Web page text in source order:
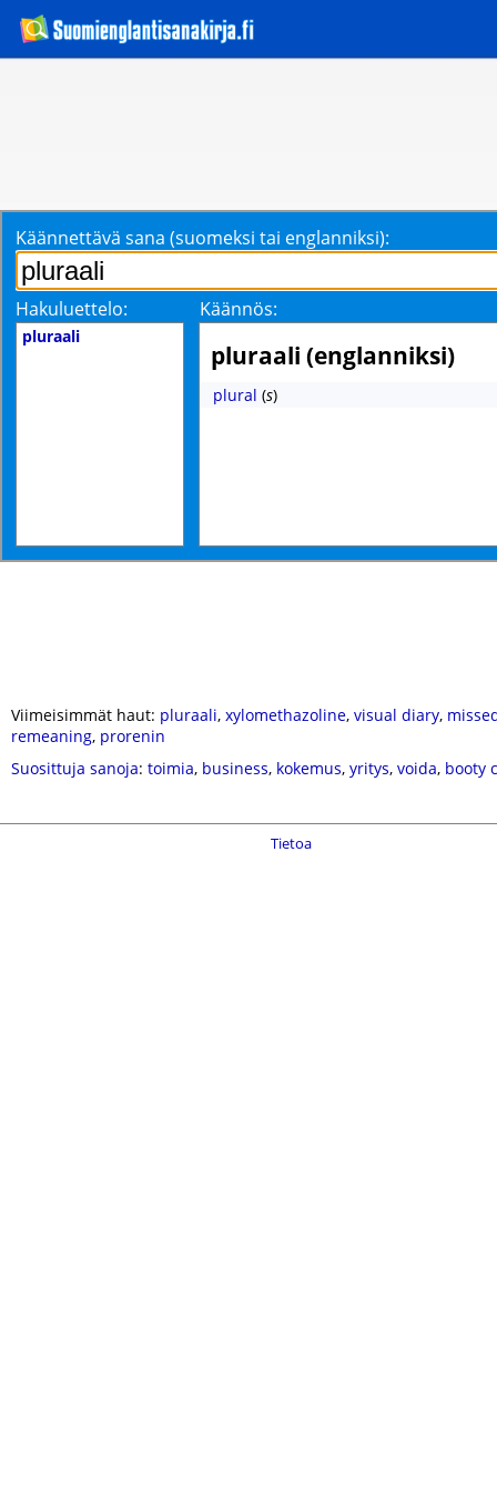
Käännettävä sana (suomeksi tai englanniksi):
Hakuluettelo: Käännös:
pluraali
pluraali (englanniksi)
plural (s)
Viimeisimmät haut: pluraali, xylomethazoline, visual diary,
remeaning, prorenin
Suosittuja sanoja: toimia, business, kokemus, yritys, voida, booty
Tietoa